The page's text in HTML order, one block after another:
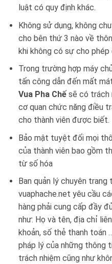
luật có quy định khác.
Không sử dụng, không
cho bên thứ 3 nào về
khi không có sự cho
Trong trường hợp máy
tấn công dẫn đến mất
Vua Pha Chếsẽ có trách
cơ quan chức năng điều
cho thành viên được biết.
Bảo mật tuyệt đối mọi
của thành viên bao gồm
từ số hóa
Ban quản lý chuyên
vuaphache.net yêu cầu
hàng phải cung cấp đầy
như: Họ và tên, địa chỉ
khoản, số thẻ thanh toán
pháp lý của những thông
trách nhiệm cũng như